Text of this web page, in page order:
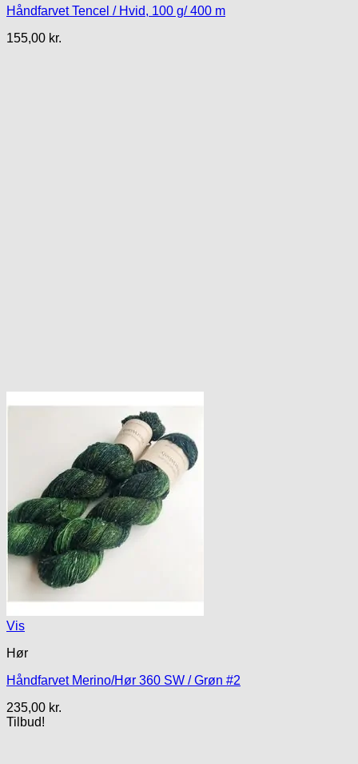
Håndfarvet Tencel / Hvid, 100 g/ 400 m
155,00 kr.
Vis
Hør
Håndfarvet Merino/Hør 360 SW / Grøn #2
235,00 kr.
Tilbud!